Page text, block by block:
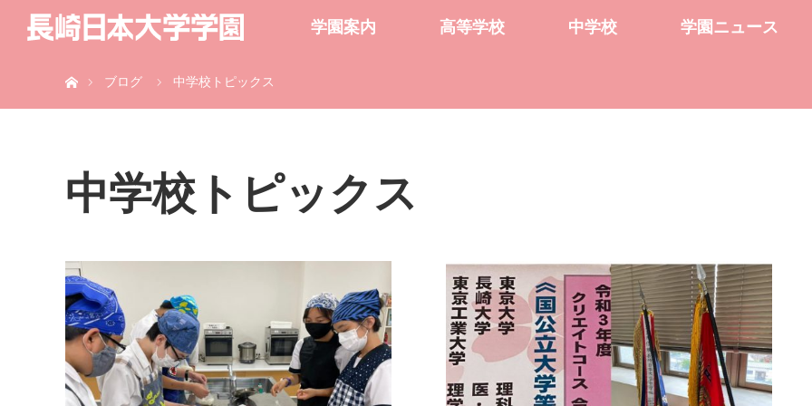
学園案内 高等学校 中学校 学園ニュース
ブログ
中学校トピックス
中学校トピックス